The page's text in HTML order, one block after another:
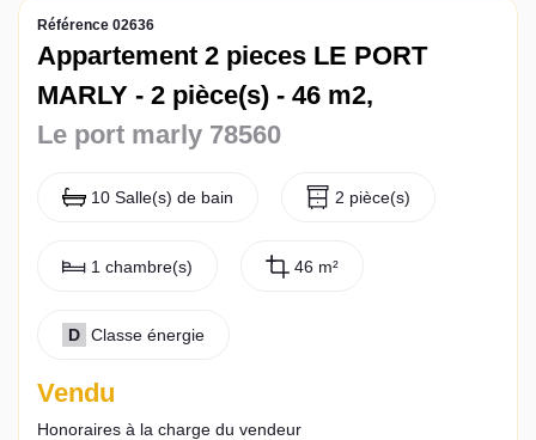
Référence 02636
Appartement 2 pieces LE PORT
MARLY - 2 pièce(s) - 46 m2,
Le port marly 78560
10 Salle(s) de bain 2 pièce(s)
1 chambre(s) 46 m²
D Classe énergie
Vendu
Honoraires à la charge du vendeur